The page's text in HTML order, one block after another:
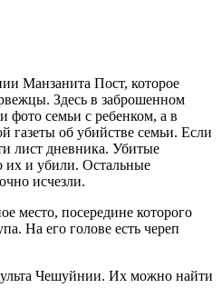
Манзанита Пост, которое
Здесь в заброшенном
семьи с ребенком, а в
газеты об убийстве семьи. Если
лист дневника. Убитые
их и убили. Остальные
исчезли.
место, посередине которого
На его голове есть череп
Чешуйнии. Их можно найти